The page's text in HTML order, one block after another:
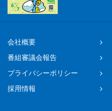
会社概要
番組審議会報告
プライバシーポリシー
採用情報